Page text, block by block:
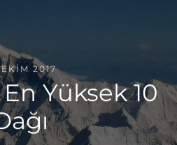
2017
Yüksek 10